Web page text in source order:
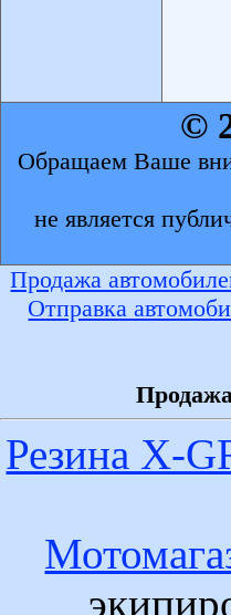
©
Обращаем Ваше
не является
Продажа
Отправка
Резина X-